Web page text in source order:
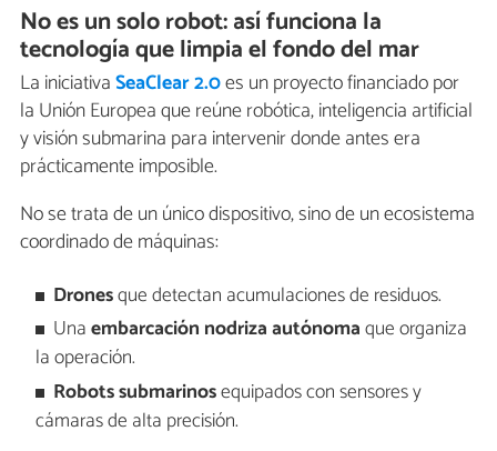
No es un solo robot: así funciona la
tecnología que limpia el fondo del mar
La iniciativaSeaClear 2.0es un proyecto financiado por
la Unión Europea que reúne robótica, inteligencia artificial
y visión submarina para intervenir donde antes era
prácticamente imposible.
No se trata de un único dispositivo, sino de un ecosistema
coordinado de máquinas:
Dronesque detectan acumulaciones de residuos.
Unaembarcación nodriza autónomaque organiza
la operación.
Robots submarinosequipados con sensores y
cámaras de alta precisión.